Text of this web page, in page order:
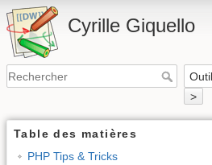
Cyrille Giquello
>
Table des matières
PHP Tips & Tricks